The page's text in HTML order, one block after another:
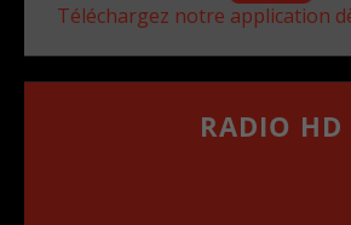
Téléchargez notre application
RADIO HD